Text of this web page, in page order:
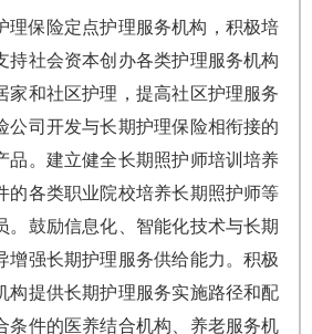
理保险定点护理服务机构，积极培
持社会资本创办各类护理服务机构
家和社区护理，提高社区护理服务
公司开发与长期护理保险相衔接的
品。建立健全长期照护师培训培养
的各类职业院校培养长期照护师等
。鼓励信息化、智能化技术与长期
增强长期护理服务供给能力。积极
构提供长期护理服务实施路径和配
条件的医养结合机构、养老服务机